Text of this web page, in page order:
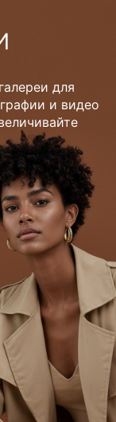
для
и видео